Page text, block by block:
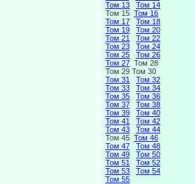
Том 13
Том 14
Том 15 Том 16
Том 17
Том 18
Том 19
Том 20
Том 21
Том 22
Том 23
Том 24
Том 25
Том 26
Том 27 Том 28
Том 29 Том 30
Том 31
Том 32
Том 33
Том 34
Том 35
Том 36
Том 37
Том 38
Том 39
Том 40
Том 41
Том 42
Том 43
Том 44
Том 45 Том 46
Том 47
Том 48
Том 49
Том 50
Том 51
Том 52
Том 53
Том 54
Том 55